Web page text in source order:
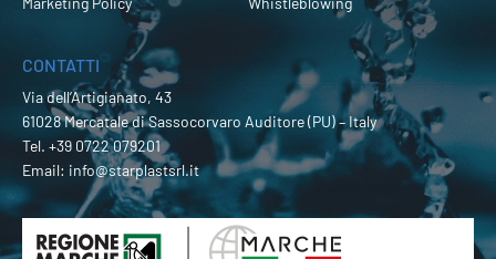
CONTATTI
Via dell’Artigianato, 43
61028 Mercatale di Sassocorvaro Auditore (PU) – Italy
Tel. +39 0722 079201
Email: info@starplastsrl.it